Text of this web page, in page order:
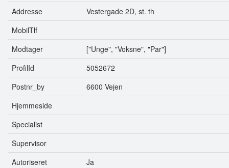
Addresse
Vestergade 2D, st. th
MobilTlf
Modtager
["Unge", "Voksne", "Par"]
ProfilId
5052672
Postnr_by
6600 Vejen
Hjemmeside
Specialist
Supervisor
Autoriseret
Ja